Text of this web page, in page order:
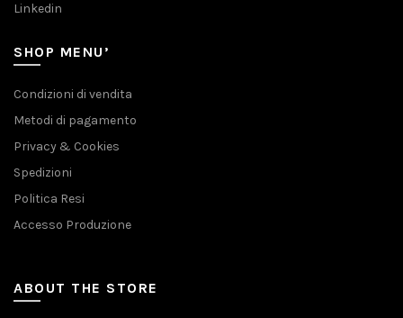
Linkedin
SHOP MENU’
Condizioni di vendita
Metodi di pagamento
Privacy & Cookies
Spedizioni
Politica Resi
Accesso Produzione
ABOUT THE STORE